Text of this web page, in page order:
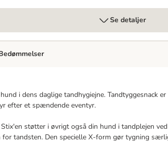
Se detaljer
i dens daglige tandhygiejne. Tandtyggesnack
efter et spændende eventyr.
støtter i øvrigt også din hund i tandplejen
tandsten. Den specielle X-form gør tygning